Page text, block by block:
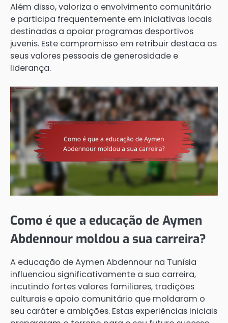
Além disso, valoriza o envolvimento comunitário
e participa frequentemente em iniciativas locais
destinadas a apoiar programas desportivos
juvenis. Este compromisso em retribuir destaca os
seus valores pessoais de generosidade e
liderança.
Como é que a educação de Aymen
Abdennour moldou a sua carreira?
A educação de Aymen Abdennour na Tunísia
influenciou significativamente a sua carreira,
incutindo fortes valores familiares, tradições
culturais e apoio comunitário que moldaram o
seu caráter e ambições. Estas experiências iniciais